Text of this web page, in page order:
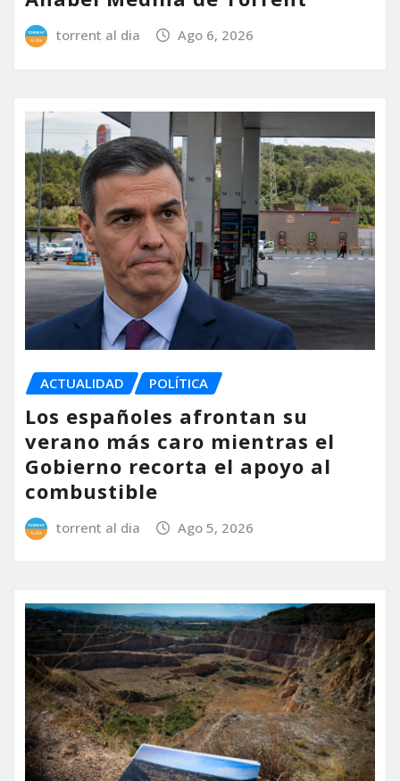
torrent al dia Ago 6, 2026
ACTUALIDAD POLÍTICA
Los españoles afrontan su
verano más caro mientras el
Gobierno recorta el apoyo al
combustible
torrent al dia Ago 5, 2026